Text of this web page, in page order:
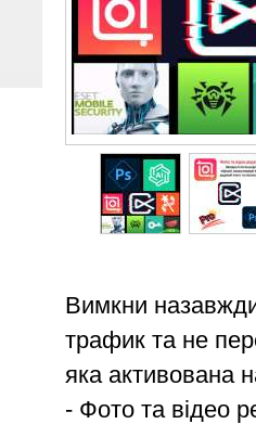
Вимкни
трафик та не
яка активована
- Фото та відео